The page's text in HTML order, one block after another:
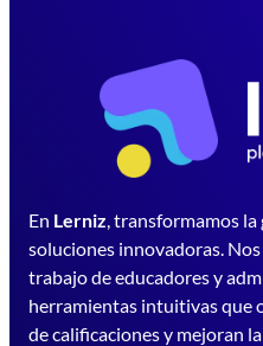
En Lerniz , transformamos
soluciones innovadoras.
trabajo de educadores y
herramientas intuitivas que
de calificaciones y mejoran